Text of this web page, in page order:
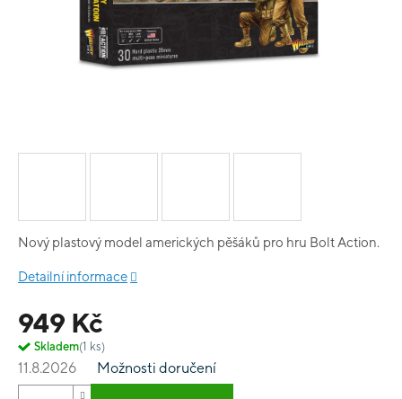
949 Kč
Skladem(1 ks)
11.8.2026 Možnosti doručení
Nový plastový model amerických pěšáků pro hru Bolt Action.
Detailní informace